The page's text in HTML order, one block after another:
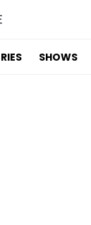
SHOWS